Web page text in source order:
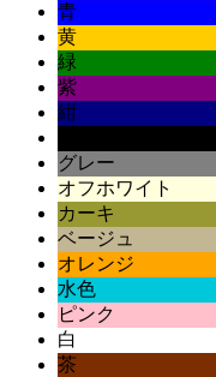
青
黄
緑
紫
紺
グレー
オフホワイト
カーキ
ベージュ
オレンジ
水色
ピンク
白
茶